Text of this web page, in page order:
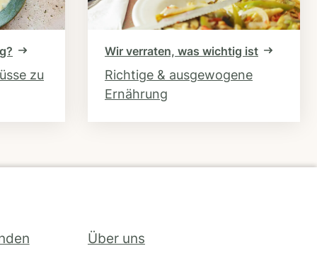
zu
Wir verraten, was wichtig ist
Richtige & ausgewogene
Ernährung
Über uns